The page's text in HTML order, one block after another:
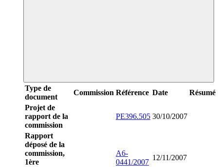
Type de
document
Commission Référence Date
Résumé
Projet de
rapport de la
commission
PE396.505 30/10/2007
Rapport
déposé de la
commission,
1ère
A6-
0441/2007
12/11/2007